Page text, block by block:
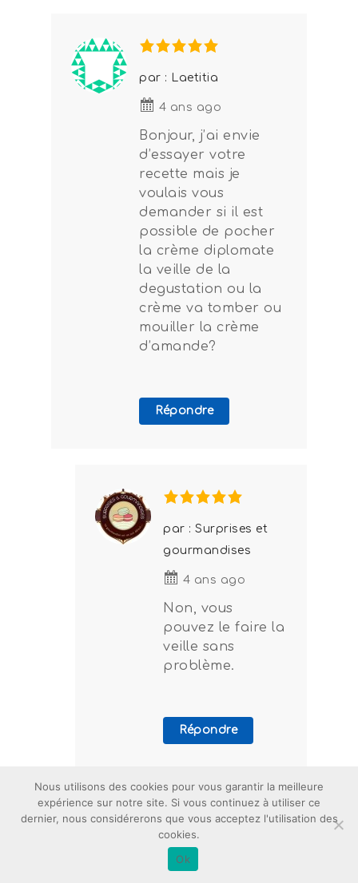
par : Laetitia
4 ans ago
Bonjour, j’ai envie
d’essayer votre
recette mais je
voulais vous
demander si il est
possible de pocher
la crème diplomate
la veille de la
degustation ou la
crème va tomber ou
mouiller la crème
d’amande?
Répondre
par : Surprises et
gourmandises
4 ans ago
Non, vous
pouvez le faire la
veille sans
problème.
Répondre
par : Pierre
Nous utilisons des cookies pour vous garantir la meilleure
expérience sur notre site. Si vous continuez à utiliser ce
dernier, nous considérerons que vous acceptez l'utilisation des
cookies.
Ok